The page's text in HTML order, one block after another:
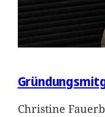
Christine